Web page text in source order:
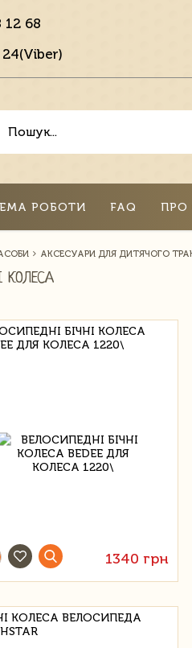
12 68
РОБОТИ FAQ ПРО
АКСЕСУАРИ ДЛЯ ДИТЯЧОГО
КОЛЕСА
БІЧНІ КОЛЕСА
ДЛЯ КОЛЕСА 1220\
1340 грн
КОЛЕСА ВЕЛОСИПЕДА